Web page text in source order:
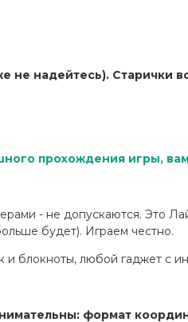
не надейтесь). Старички
прохождения игры,
- не допускаются. Это
будет). Играем честно.
блокноты, любой гаджет с
формат